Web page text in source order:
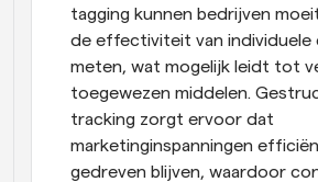
tagging kunnen bedrijven
de effectiviteit van individuele
meten, wat mogelijk leidt tot
toegewezen middelen.
tracking zorgt ervoor dat
marketinginspanningen
gedreven blijven, waardoor